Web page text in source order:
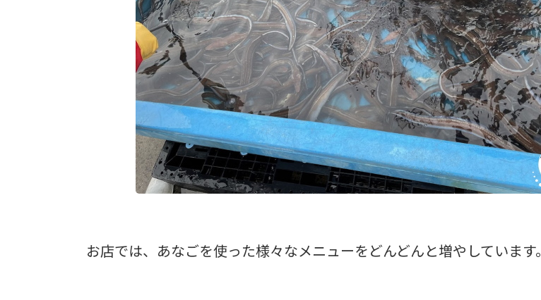
お店では、あなごを使った様々なメニューをどんどんと増やしています。